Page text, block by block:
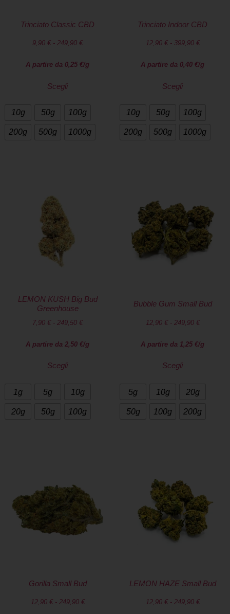
Trinciato Classic CBD
9,90 € - 249,90 €
A partire da 0,25 €/g
Scegli
10g 50g 100g
200g 500g 1000g
Trinciato Indoor CBD
12,90 € - 399,90 €
A partire da 0,40 €/g
Scegli
10g 50g 100g
200g 500g 1000g
LEMON KUSH Big Bud
Greenhouse
7,90 € - 249,50 €
A partire da 2,50 €/g
Scegli
1g 5g 10g
20g 50g 100g
Bubble Gum Small Bud
12,90 € - 249,90 €
A partire da 1,25 €/g
Scegli
5g 10g 20g
50g 100g 200g
Gorilla Small Bud
12,90 € - 249,90 €
LEMON HAZE Small Bud
12,90 € - 249,90 €